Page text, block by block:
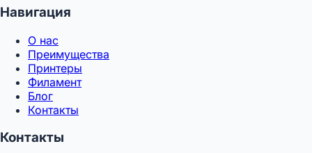
Навигация
О нас
Преимущества
Принтеры
Филамент
Блог
Контакты
Контакты